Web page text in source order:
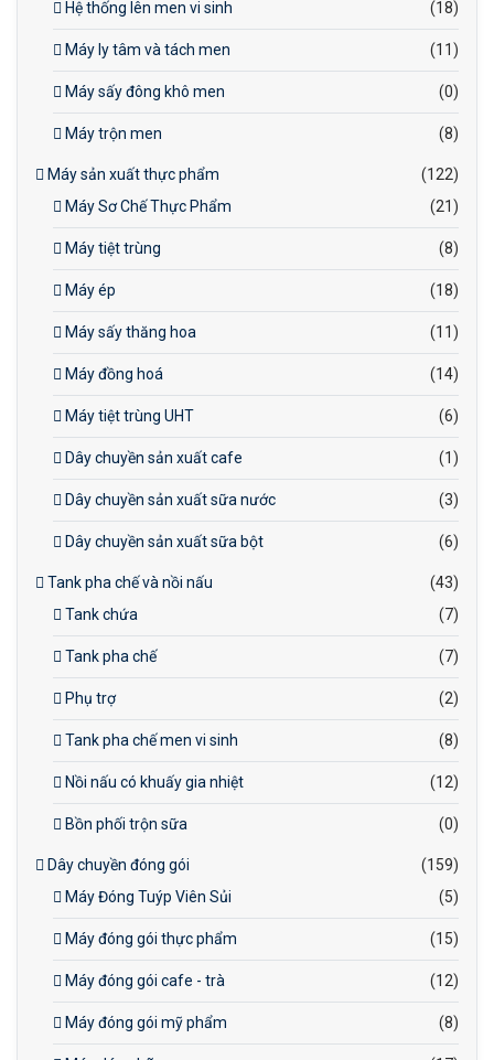
Hệ thống lên men vi sinh (18)
Máy ly tâm và tách men (11)
Máy sấy đông khô men (0)
Máy trộn men (8)
Máy sản xuất thực phẩm
(122)
Máy Sơ Chế Thực Phẩm
(21)
Máy tiệt trùng (8)
Máy ép (18)
Máy sấy thăng hoa (11)
Máy đồng hoá (14)
Máy tiệt trùng UHT (6)
Dây chuyền sản xuất cafe (1)
Dây chuyền sản xuất sữa nước (3)
Dây chuyền sản xuất sữa bột (6)
Tank pha chế và nồi nấu
(43)
Tank chứa
(7)
Tank pha chế (7)
Phụ trợ (2)
Tank pha chế men vi sinh (8)
Nồi nấu có khuấy gia nhiệt (12)
Bồn phối trộn sữa (0)
Dây chuyền đóng gói
(159)
Máy Đóng Tuýp Viên Sủi
(5)
Máy đóng gói thực phẩm (15)
Máy đóng gói cafe - trà (12)
Máy đóng gói mỹ phẩm (8)